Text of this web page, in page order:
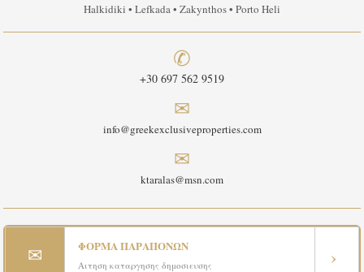
Halkidiki • Lefkada • Zakynthos • Porto Heli
✆
+30 697 562 9519
✉
info@greekexclusiveproperties.com
✉
ktaralas@msn.com
✉ ΦΟΡΜΑ ΠΑΡΑΠΟΝΩΝ
Αιτηση καταργησης δημοσιευσης ›